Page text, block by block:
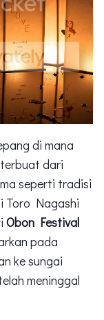
di mana
dari
seperti tradisi
Toro Nagashi
Obon Festival
pada
ke sungai
meninggal